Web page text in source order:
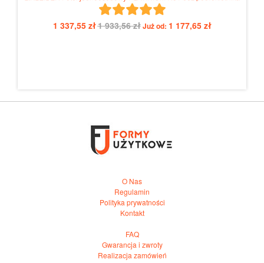
1 337,55 zł1 933,56 złJuż od: 1 177,65 zł
O Nas
Regulamin
Polityka prywatności
Kontakt
FAQ
Gwarancja i zwroty
Realizacja zamówień